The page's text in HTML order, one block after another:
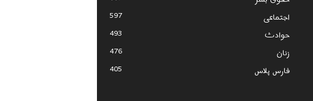
اجتماعی
597
حوادث
493
زنان
476
فارس پلاس
405